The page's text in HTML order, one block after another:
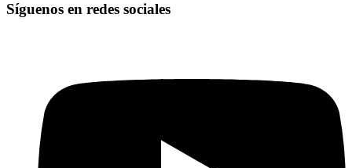
Síguenos en redes sociales